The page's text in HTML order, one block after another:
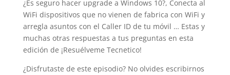
¿Es seguro hacer upgrade a Windows 10?, Conecta al
WiFi dispositivos que no vienen de fabrica con WiFi y
arregla asuntos con el Caller ID de tu móvil … Estas y
muchas otras respuestas a tus preguntas en esta
edición de ¡Resuélveme Tecnetico!
¿Disfrutaste de este episodio? No olvides escribirnos